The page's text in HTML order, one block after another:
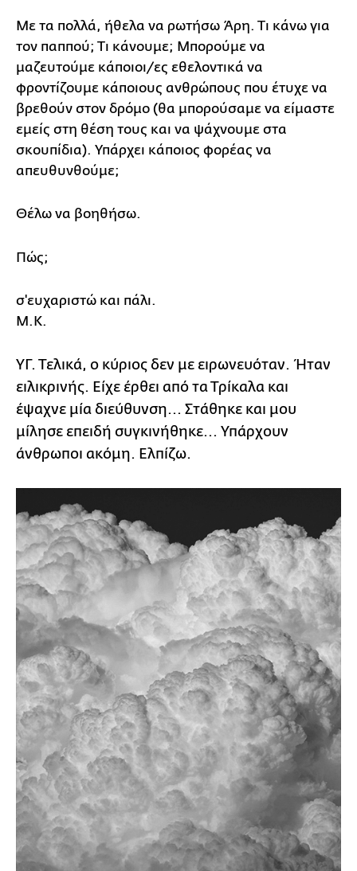
Με τα πολλά, ήθελα να ρωτήσω Άρη. Τι κάνω για
τον παππού; Τι κάνουμε; Μπορούμε να
μαζευτούμε κάποιοι/ες εθελοντικά να
φροντίζουμε κάποιους ανθρώπους που έτυχε να
βρεθούν στον δρόμο (θα μπορούσαμε να είμαστε
εμείς στη θέση τους και να ψάχνουμε στα
σκουπίδια). Υπάρχει κάποιος φορέας να
απευθυνθούμε;
Θέλω να βοηθήσω.
Πώς;
σ'ευχαριστώ και πάλι.
Μ.Κ.
ΥΓ. Τελικά, ο κύριος δεν με ειρωνευόταν. Ήταν
ειλικρινής. Είχε έρθει από τα Τρίκαλα και
έψαχνε μία διεύθυνση... Στάθηκε και μου
μίλησε επειδή συγκινήθηκε... Υπάρχουν
άνθρωποι ακόμη. Ελπίζω.